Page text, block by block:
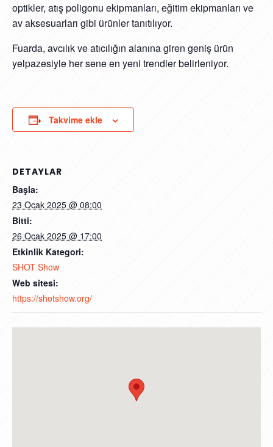
optikler, atış poligonu ekipmanları, eğitim ekipmanları ve
av aksesuarları gibi ürünler tanıtılıyor.
Fuarda, avcılık ve atıcılığın alanına giren geniş ürün
yelpazesiyle her sene en yeni trendler belirleniyor.
Takvime ekle
DETAYLAR
Başla:
23 Ocak 2025 @ 08:00
Bitti:
26 Ocak 2025 @ 17:00
Etkinlik Kategori:
SHOT Show
Web sitesi:
https://shotshow.org/